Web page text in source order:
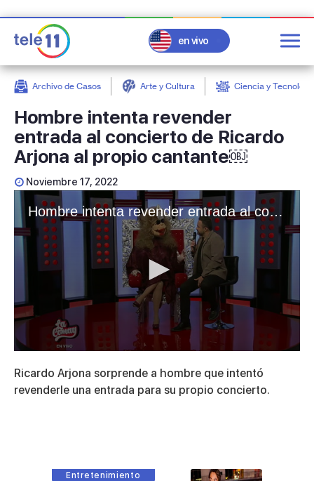
en vivo
Archivo de Casos Arte y Cultura Ciencia y
Hombre intenta revender
entrada al concierto de Ricardo
Arjona al propio cantante￼
Noviembre 17, 2022
Hombre intenta revender entrada al concierto de Ricardo Arjona al propio cantante
seconds
of
1
Ricardo Arjona sorprende a hombre que intentó
revenderle una entrada para su propio concierto.
Entretenimiento
post